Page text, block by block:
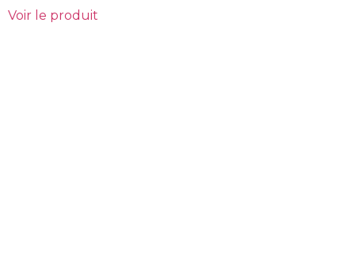
Voir le produit